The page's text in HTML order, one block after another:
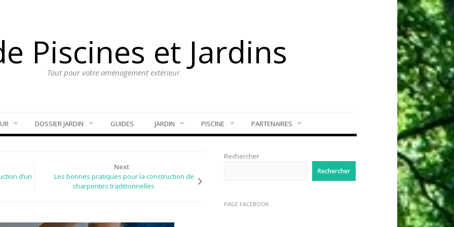
Piscines et Jardins
Tout pour votre aménagement extérieur
DOSSIER JARDIN GUIDES JARDIN PISCINE PARTENAIRES
d’un
Next
Les bonnes pratiques pour la construction de
charpentes traditionnelles
Rechercher
Rechercher
PAGE FACEBOOK